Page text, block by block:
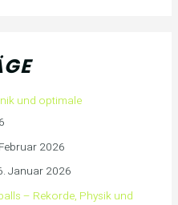
und optimale
2026
Januar 2026
– Rekorde, Physik und